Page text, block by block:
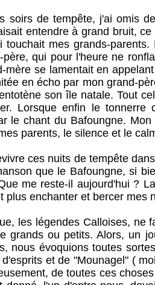
de tempête, j'ai omis de
entendre à grand bruit,
touchait mes grands-
qui pour l'heure ne
mère se lamentait en
en écho par mon grand-
son île natale. Tout
Lorsque enfin le tonnerre
le chant du Bafoungne.
parents, le silence et le
ces nuits de tempête dans
que le Bafoungne, si
me reste-il aujourd'hui ?
plus enchanter et bercer mes
les légendes Calloises, ne
grands ou petits. Alors, un
nous évoquions toutes
et de "Mounagel" (
de toutes ces